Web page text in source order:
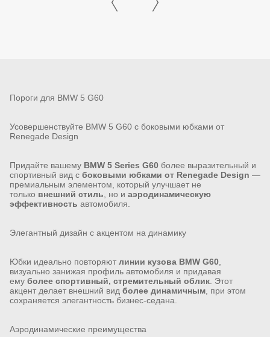
Пороги для BMW 5 G60
Усовершенствуйте BMW 5 G60 с боковыми юбками от
Renegade Design
Придайте вашему BMW 5 Series G60 более выразительный и
спортивный вид с боковыми юбками от Renegade Design —
премиальным элементом, который улучшает не
только внешний стиль , но и аэродинамическую
эффективность автомобиля.
Элегантный дизайн с акцентом на динамику
Юбки идеально повторяют линии кузова BMW G60
визуально занижая профиль автомобиля и придавая
ему более спортивный, стремительный облик . Этот
акцент делает внешний вид более динамичным , при этом
сохраняется элегантность бизнес-седана.
Аэродинамические преимущества